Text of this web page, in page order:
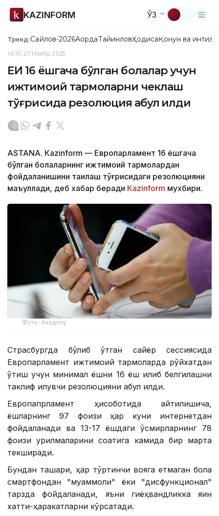
KAZINFORM ЎЗ
Тренд:Сайлов-2026АқордаТайинловҲодисаҚонун ва
14:10, 27 Ноябр 2025
ЕИ 16 ёшгача бўлган болалар учун
ижтимоий тармоқларни чеклаш
тўғрисида резолюция қабул қилди
ASTANА. Кazinform — Европарламент 16 ёшгача
бўлган болаларнинг ижтимоий тармоқлардан
фойдаланишини тақиқлаш тўғрисидаги резолюцияни
маъқуллади, деб хабар беради Кazinform мухбири.
Фото: Анадолу
Страсбургда бўлиб ўтган сайёр сессиясида
Европарламент ижтимоий тармоқларда рўйхатдан
ўтиш учун минимал ёшни 16 ёш қилиб белгилашни
таклиф қилувчи резолюцияни қабул қилди.
Европапрламент ҳисоботида айтилишича,
ёшларнинг 97 фоизи ҳар куни интернетдан
фойдаланади ва 13-17 ёшдаги ўсмирларнинг 78
фоизи қурилмаларини соатига камида бир марта
текширади.
Бундан ташқари, ҳар тўртинчи вояга етмаган бола
смартфондан "муаммоли" ёки "дисфункционал"
тарзда фойдаланади, яъни гиёҳвандликка яқин
хатти-ҳаракатларни кўрсатади.